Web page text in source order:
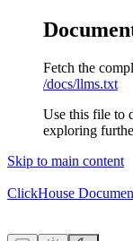
Fetch the
/docs/llms.txt
Use this file to
exploring
Skip to main content
ClickHouse